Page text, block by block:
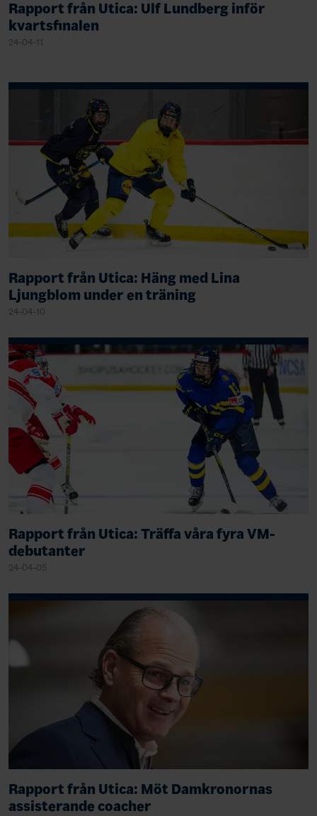
Rapport från Utica: Ulf Lundberg inför
kvartsfinalen
24-04-11
Rapport från Utica: Häng med Lina
Ljungblom under en träning
24-04-10
Rapport från Utica: Träffa våra fyra VM-
debutanter
24-04-05
Rapport från Utica: Möt Damkronornas
assisterande coacher